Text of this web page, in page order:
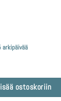
ostoskoriin